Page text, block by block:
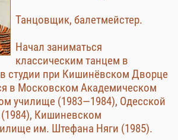
Танцовщик, балетмейстер.
Начал заниматься
классическим танцем в
в студии при Кишинёвском Дворце
в Московском Академическом
училище (1983—1984), Одесской
Кишиневском
им. Штефана Няги (1985).